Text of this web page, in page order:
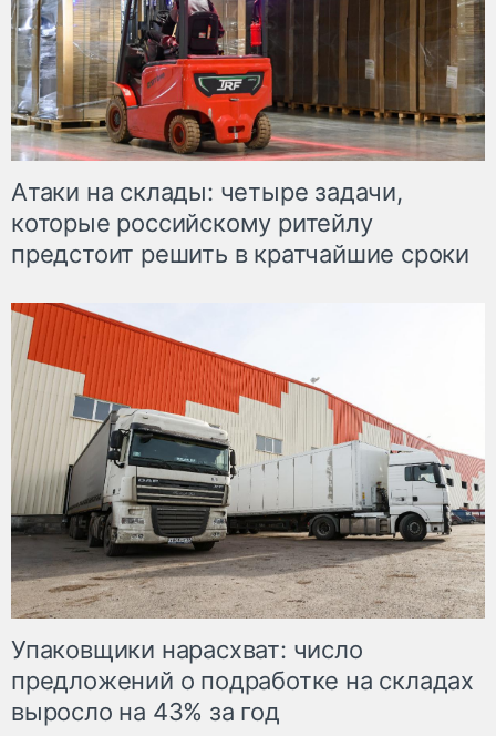
Атаки на склады: четыре задачи,
которые российскому ритейлу
предстоит решить в кратчайшие сроки
Упаковщики нарасхват: число
предложений о подработке на складах
выросло на 43% за год